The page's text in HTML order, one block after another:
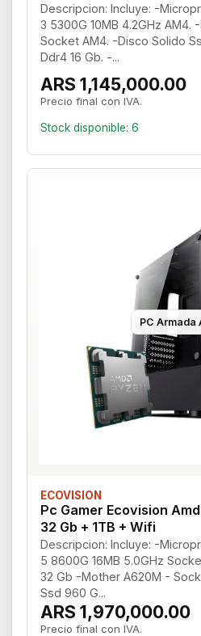
Descripcion: Incluye: -
3 5300G 10MB 4.2GHz AM4.
Socket AM4. -Disco Solido
Ddr4 16 Gb. -...
ARS 1,145,000.00
Precio final con IVA.
Stock disponible: 6
PC Armada
ECOVISION
Pc Gamer Ecovision
32 Gb + 1TB + Wifi
Descripcion: Incluye: -
5 8600G 16MB 5.0GHz
32 Gb -Mother A620M -
Ssd 960 G...
ARS 1,970,000.00
Precio final con IVA.